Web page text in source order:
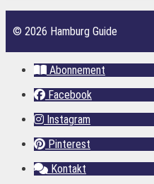
© 2026 Hamburg Guide
Abonnement
Facebook
Instagram
Pinterest
Kontakt